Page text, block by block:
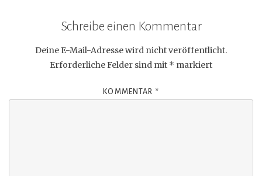
Schreibe einen Kommentar
Deine E-Mail-Adresse wird nicht veröffentlicht.
Erforderliche Felder sind mit * markiert
KOMMENTAR *